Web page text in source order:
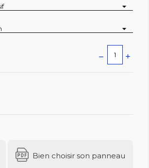
Bien choisir son panneau